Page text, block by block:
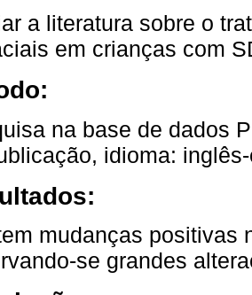
a literatura sobre o
em crianças com
na base de dados
idioma:
mudanças positivas
se grandes